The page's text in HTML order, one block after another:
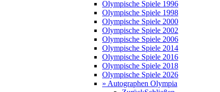
Olympische Spiele 1996
Olympische Spiele 1998
Olympische Spiele 2000
Olympische Spiele 2002
Olympische Spiele 2006
Olympische Spiele 2014
Olympische Spiele 2016
Olympische Spiele 2018
Olympische Spiele 2026
» Autographen Olympia